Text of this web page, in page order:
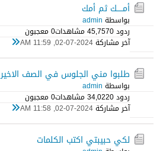
أمـــــك ثم أمك
بواسطة admin
ردود 0 45,757 مشاهدات
0 معجبون
آخر مشاركة02-07-2024, 11:59 AM
طلبوا مني الجلوس في الصف الاخير
بواسطة admin
ردود 0 34,022 مشاهدات
0 معجبون
آخر مشاركة02-07-2024, 11:58 AM
لكي حبيبتي اكتب الكلمات